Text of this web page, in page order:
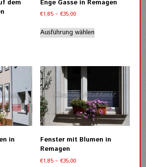
gewählt
dem
Enge Gasse in Remagen
€1,85 – €35,00Preisspanne:
bis
€35,00
Ausführung wählen
Dieses
Produkt
Varianten
Optionen
können
auf
der
gewählt
in
Fenster mit Blumen in
Remagen
€1,85 – €35,00Preisspanne: